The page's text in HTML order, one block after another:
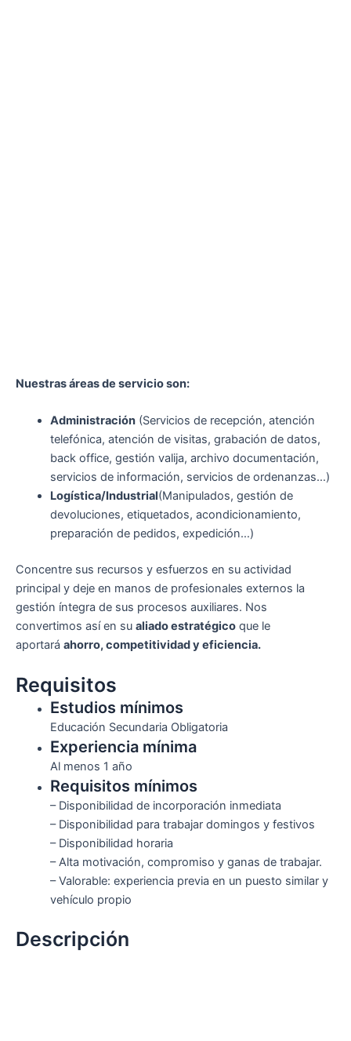
Nuestras áreas de servicio son:
Administración(Servicios de recepción, atención
telefónica, atención de visitas, grabación de datos,
back office, gestión valija, archivo documentación,
servicios de información, servicios de ordenanzas…)
Logística/Industrial(Manipulados, gestión de
devoluciones, etiquetados, acondicionamiento,
preparación de pedidos, expedición…)
Concentre sus recursos y esfuerzos en su actividad
principal y deje en manos de profesionales externos la
gestión íntegra de sus procesos auxiliares. Nos
convertimos así en su aliado estratégico que le
aportará ahorro, competitividad y eficiencia.
Requisitos
Estudios mínimos
Educación Secundaria Obligatoria
Experiencia mínima
Al menos 1 año
Requisitos mínimos
– Disponibilidad de incorporación inmediata
– Disponibilidad para trabajar domingos y festivos
– Disponibilidad horaria
– Alta motivación, compromiso y ganas de trabajar.
– Valorable: experiencia previa en un puesto similar y
vehículo propio
Descripción